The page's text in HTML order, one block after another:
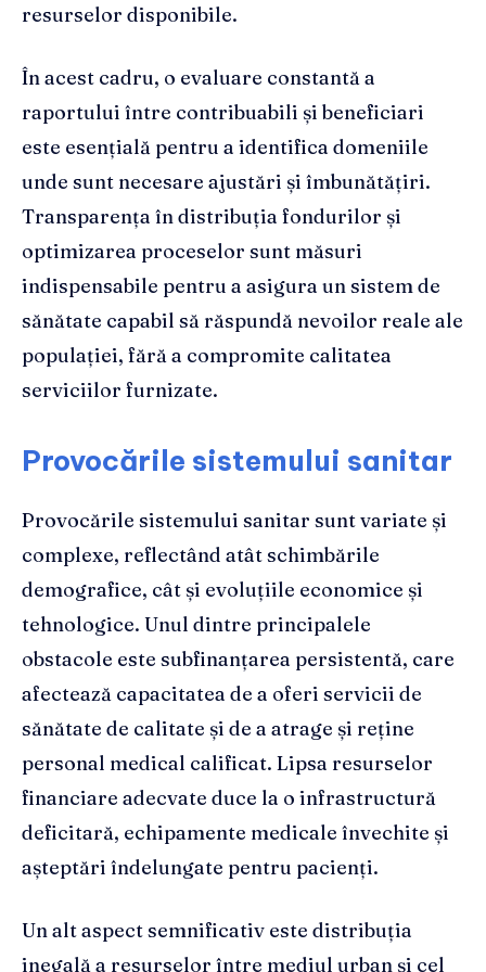
resurselor disponibile.
În acest cadru, o evaluare constantă a
raportului între contribuabili și beneficiari
este esențială pentru a identifica domeniile
unde sunt necesare ajustări și îmbunătățiri.
Transparența în distribuția fondurilor și
optimizarea proceselor sunt măsuri
indispensabile pentru a asigura un sistem de
sănătate capabil să răspundă nevoilor reale ale
populației, fără a compromite calitatea
serviciilor furnizate.
Provocările sistemului sanitar
Provocările sistemului sanitar sunt variate și
complexe, reflectând atât schimbările
demografice, cât și evoluțiile economice și
tehnologice. Unul dintre principalele
obstacole este subfinanțarea persistentă, care
afectează capacitatea de a oferi servicii de
sănătate de calitate și de a atrage și reține
personal medical calificat. Lipsa resurselor
financiare adecvate duce la o infrastructură
deficitară, echipamente medicale învechite și
așteptări îndelungate pentru pacienți.
Un alt aspect semnificativ este distribuția
inegală a resurselor între mediul urban și cel